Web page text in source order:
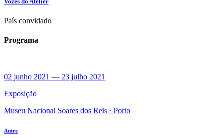
País convidado
Programa
02 junho 2021 — 23 julho 2021
Exposição
Museu Nacional Soares dos Reis · Porto
Autre